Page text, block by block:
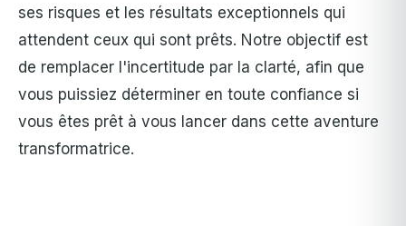
ses risques et les résultats exceptionnels qui
attendent ceux qui sont prêts. Notre objectif est
de remplacer l'incertitude par la clarté, afin que
vous puissiez déterminer en toute confiance si
vous êtes prêt à vous lancer dans cette aventure
transformatrice.